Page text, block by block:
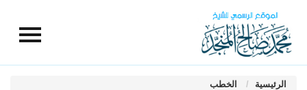
الرئيسية الخطب